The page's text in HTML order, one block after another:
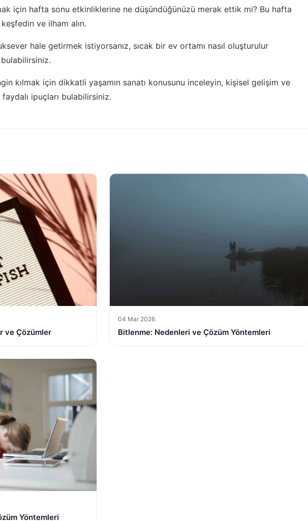
için hafta sonu etkinliklerine ne düşündüğünüzü merak ettik mi? Bu hafta
keşfedin ve ilham alın.
hale getirmek istiyorsanız, sıcak bir ev ortamı nasıl oluşturulur
kılmak için dikkatli yaşamın sanatı konusunu inceleyin, kişisel gelişim ve
ipuçları bulabilirsiniz.
ve Çözümler
04 Mar 2026
Bitlenme: Nedenleri ve Çözüm Yöntemleri
Yöntemleri